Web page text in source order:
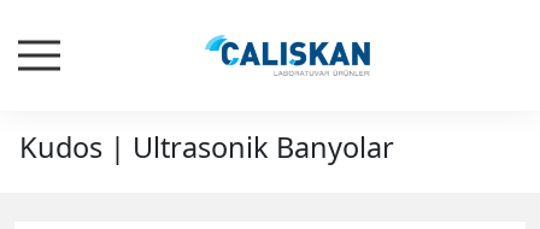
Kudos | Ultrasonik Banyolar